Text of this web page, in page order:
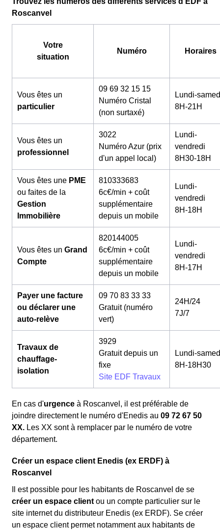
Roscanvel
Votre
situation
Numéro Horaires
Vous êtes un
particulier
09 69 32 15 15
Numéro Cristal
(non surtaxé)
Lundi-
8H-21H
Vous êtes un
professionnel
3022
Numéro Azur (prix
d'un appel local)
Lundi-
vendredi
8H30-18H
Vous êtes une PME
ou faites de la
Gestion
Immobilière
810333683
6c€/min + coût
supplémentaire
depuis un mobile
Lundi-
vendredi
8H-18H
Vous êtes un Grand
Compte
820144005
6c€/min + coût
supplémentaire
depuis un mobile
Lundi-
vendredi
8H-17H
Payer une facture
ou déclarer une
auto-relève
09 70 83 33 33
Gratuit (numéro
vert)
24H/24
7J/7
Travaux de
chauffage-
isolation
3929
Gratuit depuis un
fixe
Site EDF Travaux
Lundi-
8H-18H30
En cas d'urgence à Roscanvel, il est préférable de
joindre directement le numéro d'Enedis au 09 72 67 50
XX. Les XX sont à remplacer par le numéro de votre
département.
Créer un espace client Enedis (ex ERDF) à
Roscanvel
Il est possible pour les habitants de Roscanvel de se
créer un espace client ou un compte particulier sur le
site internet du distributeur Enedis (ex ERDF). Se créer
un espace client permet notamment aux habitants de